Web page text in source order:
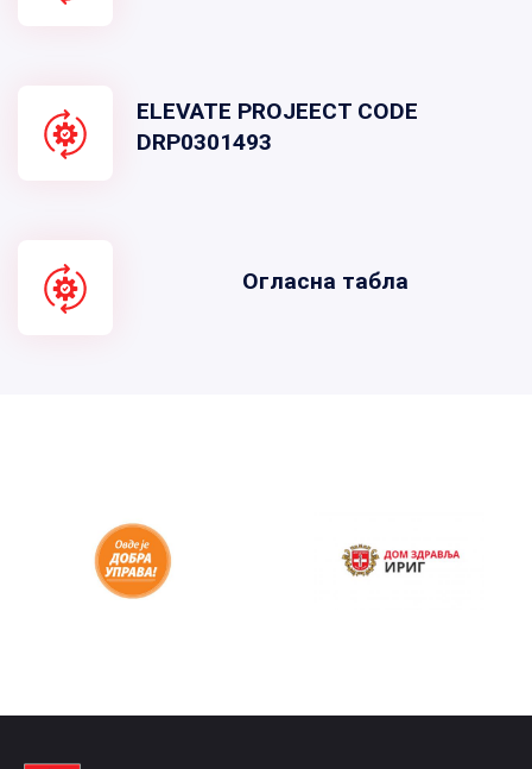
ELEVATE PROJEECT CODE
DRP0301493
Огласна табла